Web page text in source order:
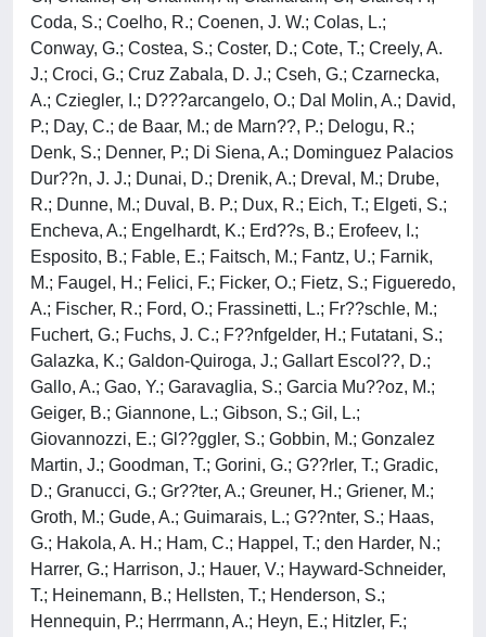
Coda, S.; Coelho, R.; Coenen, J. W.; Colas, L.;
Conway, G.; Costea, S.; Coster, D.; Cote, T.; Creely, A.
J.; Croci, G.; Cruz Zabala, D. J.; Cseh, G.; Czarnecka,
A.; Cziegler, I.; D???arcangelo, O.; Dal Molin, A.; David,
P.; Day, C.; de Baar, M.; de Marn??, P.; Delogu, R.;
Denk, S.; Denner, P.; Di Siena, A.; Dominguez Palacios
Dur??n, J. J.; Dunai, D.; Drenik, A.; Dreval, M.; Drube,
R.; Dunne, M.; Duval, B. P.; Dux, R.; Eich, T.; Elgeti, S.;
Encheva, A.; Engelhardt, K.; Erd??s, B.; Erofeev, I.;
Esposito, B.; Fable, E.; Faitsch, M.; Fantz, U.; Farnik,
M.; Faugel, H.; Felici, F.; Ficker, O.; Fietz, S.; Figueredo,
A.; Fischer, R.; Ford, O.; Frassinetti, L.; Fr??schle, M.;
Fuchert, G.; Fuchs, J. C.; F??nfgelder, H.; Futatani, S.;
Galazka, K.; Galdon-Quiroga, J.; Gallart Escol??, D.;
Gallo, A.; Gao, Y.; Garavaglia, S.; Garcia Mu??oz, M.;
Geiger, B.; Giannone, L.; Gibson, S.; Gil, L.;
Giovannozzi, E.; Gl??ggler, S.; Gobbin, M.; Gonzalez
Martin, J.; Goodman, T.; Gorini, G.; G??rler, T.; Gradic,
D.; Granucci, G.; Gr??ter, A.; Greuner, H.; Griener, M.;
Groth, M.; Gude, A.; Guimarais, L.; G??nter, S.; Haas,
G.; Hakola, A. H.; Ham, C.; Happel, T.; den Harder, N.;
Harrer, G.; Harrison, J.; Hauer, V.; Hayward-Schneider,
T.; Heinemann, B.; Hellsten, T.; Henderson, S.;
Hennequin, P.; Herrmann, A.; Heyn, E.; Hitzler, F.;